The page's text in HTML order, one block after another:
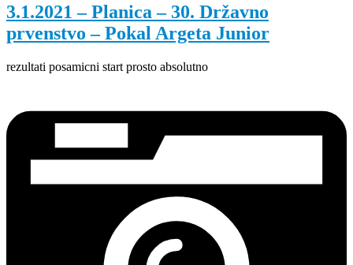
3.1.2021 – Planica – 30. Državno
prvenstvo – Pokal Argeta Junior
rezultati posamicni start prosto absolutno